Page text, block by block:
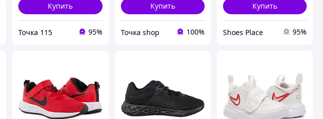
Купить
Точка 115 95%
Купить
Точка shop 100%
Купить
Shoes Place 95%